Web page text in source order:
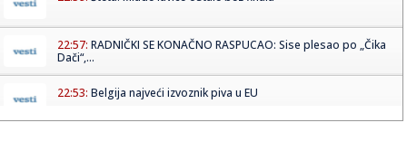
22:57: RADNIČKI SE KONAČNO RASPUCAO: Sise plesao po „Čika
Dači“,...
22:53: Belgija najveći izvoznik piva u EU